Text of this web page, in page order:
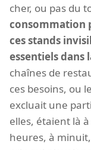
cher, ou pas du
consommation
ces stands
essentiels dans
chaînes de
ces besoins, ou
excluait une
elles, étaient là
heures, à